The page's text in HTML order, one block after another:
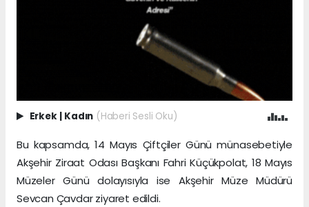
Erkek | Kadın (Haberi Sesli Oku)
Bu kapsamda, 14 Mayıs Çiftçiler Günü münasebetiyle
Akşehir Ziraat Odası Başkanı Fahri Küçükpolat, 18 Mayıs
Müzeler Günü dolayısıyla ise Akşehir Müze Müdürü
Sevcan Çavdar ziyaret edildi.